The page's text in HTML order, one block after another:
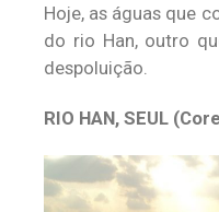
Hoje, as águas que
do rio Han, outro
despoluição.
RIO HAN, SEUL